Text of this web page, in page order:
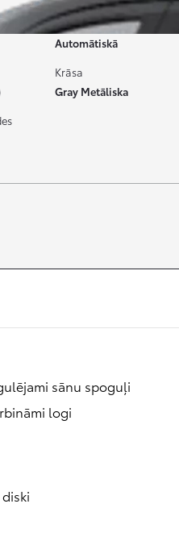
Pārnesumkārba
Automātiskā
Krāsa
Gray Metāliska
sānu spoguļi
logi